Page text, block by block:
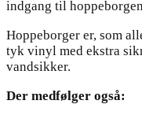
indgang til
Hoppeborger er, som
tyk vinyl med ekstra
vandsikker.
Der medfølger også: